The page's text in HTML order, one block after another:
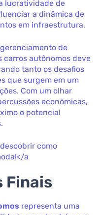
lucratividade de
a dinâmica de
em infraestrutura.
de
autônomos deve
tanto os desafios
que surgem em um
Com um olhar
econômicas,
o potencial
como
a
Finais
representa uma